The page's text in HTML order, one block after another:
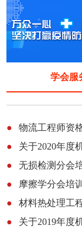
学会服
●
物流工程师资
●
关于2020年度
●
无损检测分会
●
摩擦学分会培训
●
材料热处理工
●
关于2019年度